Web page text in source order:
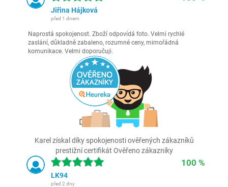
Jiřina Hájková
před 1 dnem
Naprostá spokojenost. Zboží odpovídá foto. Velmi rychlé
zaslání, důkladně zabaleno, rozumné ceny, mimořádná
komunikace. Velmi doporučuji.
Karel získal díky spokojenosti ověřených zákazníků
prestižní certifikát Ověřeno zákazníky
100 %
LK94
před 2 dny